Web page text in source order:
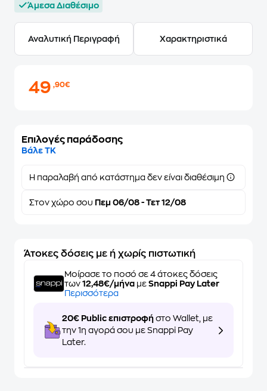
Άμεσα Διαθέσιμο
Αναλυτική Περιγραφή Χαρακτηριστικά
49,90€
Επιλογές παράδοσης
Βάλε ΤΚ
Η παραλαβή από κατάστημα δεν είναι διαθέσιμη
Στον χώρο σου Πεμ 06/08 - Τετ 12/08
Άτοκες δόσεις με ή χωρίς πιστωτική
Μοίρασε το ποσό σε 4 άτοκες δόσεις
των 12,48€/μήνα με Snappi Pay Later
Περισσότερα
20€ Public επιστροφή στο Wallet, με
την 1η αγορά σου με Snappi Pay
Later.